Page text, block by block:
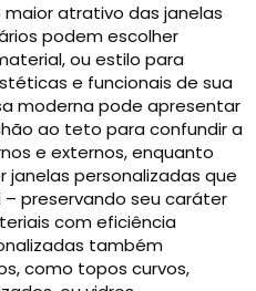
atrativo das janelas
podem escolher
ou estilo para
e funcionais de sua
moderna pode apresentar
ao teto para confundir a
e externos, enquanto
personalizadas que
preservando seu caráter
com eficiência
também
como topos curvos,